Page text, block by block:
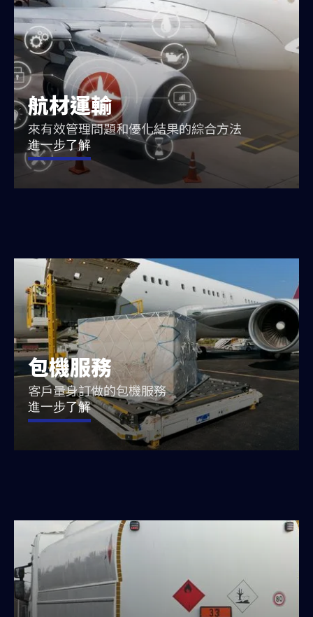
航材運輸
來有效管理問題和優化結果的綜合方法
進一步了解
包機服務
客戶量身訂做的包機服務
進一步了解